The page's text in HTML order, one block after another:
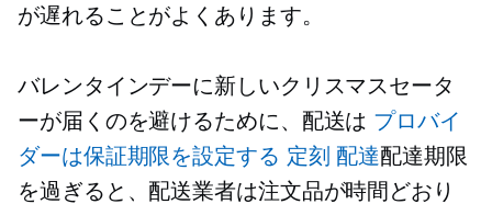
が遅れることがよくあります。
バレンタインデーに新しいクリスマスセータ
ーが届くのを避けるために、配送は プロバイ
ダーは保証期限を設定する 定刻 配達配達期限
を過ぎると、配送業者は注文品が時間どおり